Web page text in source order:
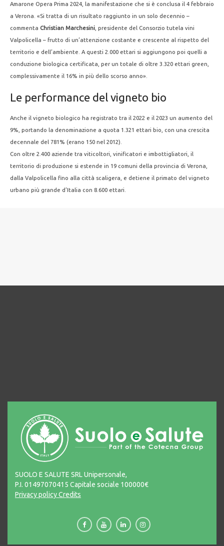
Amarone Opera Prima 2024, la manifestazione che si è conclusa il 4 febbraio
a Verona. «Si tratta di un risultato raggiunto in un solo decennio –
commenta Christian Marchesini , presidente del Consorzio tutela vini
Valpolicella – frutto di un’attenzione costante e crescente al rispetto del
territorio e dell’ambiente. A questi 2.000 ettari si aggiungono poi quelli a
conduzione biologica certificata, per un totale di oltre 3.320 ettari green,
complessivamente il 16% in più dello scorso anno».
Le performance del vigneto bio
Anche il vigneto biologico ha registrato tra il 2022 e il 2023 un aumento del
9%, portando la denominazione a quota 1.321 ettari bio, con una crescita
decennale del 781% (erano 150 nel 2012).
Con oltre 2.400 aziende tra viticoltori, vinificatori e imbottigliatori, il
territorio di produzione si estende in 19 comuni della provincia di Verona,
dalla Valpolicella fino alla città scaligera, e detiene il primato del vigneto
urbano più grande d’Italia con 8.600 ettari.
SUOLO E SALUTE SRL Unipersonale,
P.I. 01497070415 Capitale sociale 100000€
Privacy policyCredits